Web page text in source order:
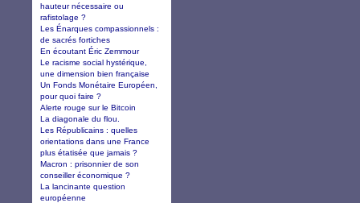
hauteur nécessaire ou
rafistolage ?
Les Énarques compassionnels :
de sacrés fortiches
En écoutant Éric Zemmour
Le racisme social hystérique,
une dimension bien française
Un Fonds Monétaire Européen,
pour quoi faire ?
Alerte rouge sur le Bitcoin
La diagonale du flou.
Les Républicains : quelles
orientations dans une France
plus étatisée que jamais ?
Macron : prisonnier de son
conseiller économique ?
La lancinante question
européenne